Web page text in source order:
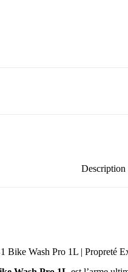
Description
Bike Wash Pro 1L | Propreté